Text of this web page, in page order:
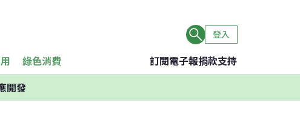
登入
綠色消費 訂閱電子報捐款支持
開發